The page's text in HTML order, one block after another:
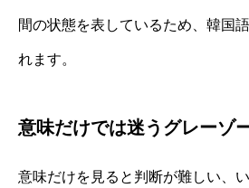
間の状態を表しているため、韓国
れます。
意味だけでは迷うグレーゾ
意味だけを見ると判断が難しい、